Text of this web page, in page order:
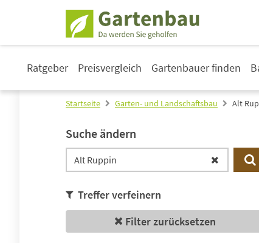
Ratgeber Preisvergleich Gartenbauer finden
Startseite Garten- und Landschaftsbau Alt
Suche ändern
Treffer verfeinern
Filter zurücksetzen